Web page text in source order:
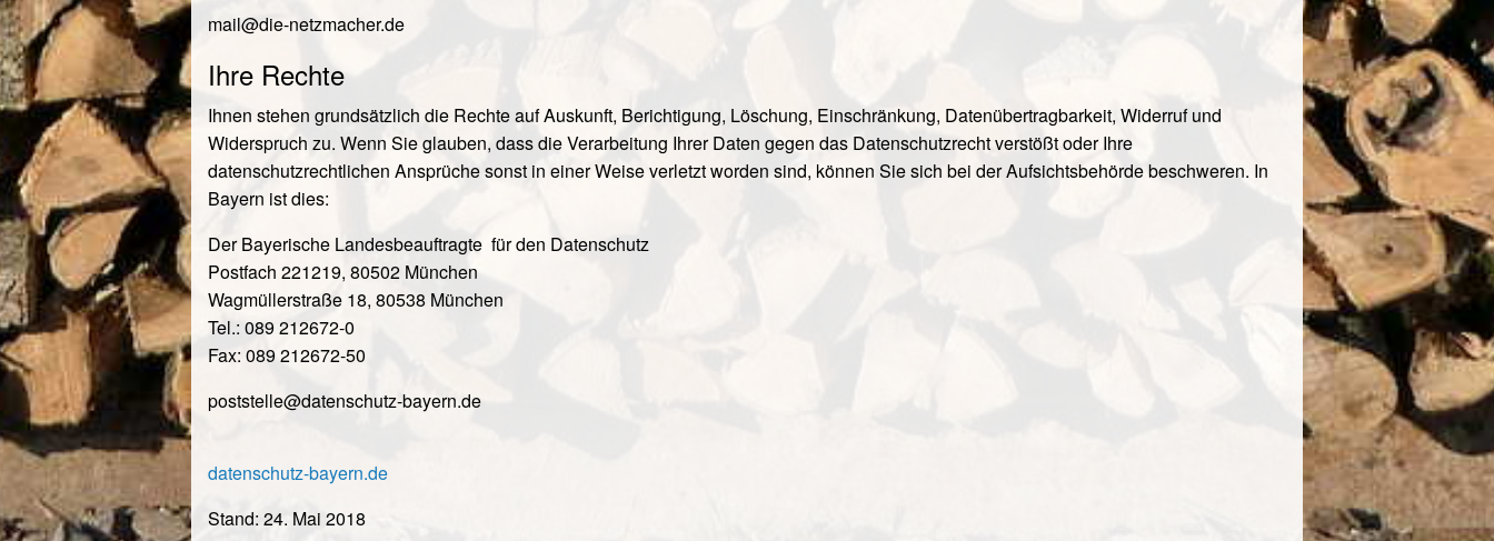
mail@die-netzmacher.de
Ihre Rechte
Ihnen stehen grundsätzlich die Rechte auf Auskunft, Berichtigung, Löschung, Einschränkung, Datenübertragbarkeit, Widerruf und
Widerspruch zu. Wenn Sie glauben, dass die Verarbeitung Ihrer Daten gegen das Datenschutzrecht verstößt oder Ihre
datenschutzrechtlichen Ansprüche sonst in einer Weise verletzt worden sind, können Sie sich bei der Aufsichtsbehörde beschweren. In
Bayern ist dies:
Der Bayerische Landesbeauftragte für den Datenschutz
Postfach 221219, 80502 München
Wagmüllerstraße 18, 80538 München
Tel.: 089 212672-0
Fax: 089 212672-50
poststelle@datenschutz-bayern.de
datenschutz-bayern.de
Stand: 24. Mai 2018